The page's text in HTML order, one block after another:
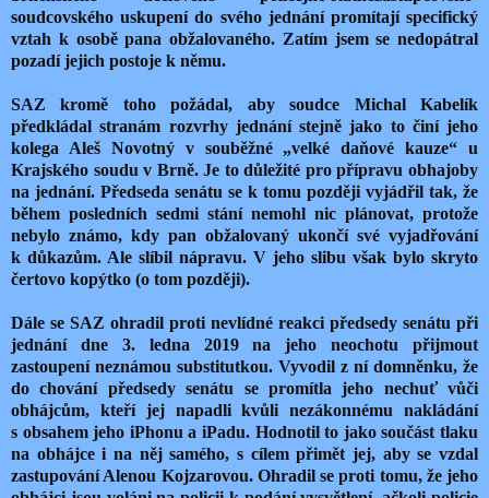
soudcovského uskupení do svého jednání promítají specifický
vztah k osobě pana obžalovaného. Zatím jsem se nedopátral
pozadí jejich postoje k němu.
SAZ kromě toho požádal, aby soudce Michal Kabelík
předkládal stranám rozvrhy jednání stejně jako to činí jeho
kolega Aleš Novotný v souběžné „velké daňové kauze“ u
Krajského soudu v Brně. Je to důležité pro přípravu obhajoby
na jednání. Předseda senátu se k tomu později vyjádřil tak, že
během posledních sedmi stání nemohl nic plánovat, protože
nebylo známo, kdy pan obžalovaný ukončí své vyjadřování
k důkazům. Ale slíbil nápravu. V jeho slibu však bylo skryto
čertovo kopýtko (o tom později).
Dále se SAZ ohradil proti nevlídné reakci předsedy senátu při
jednání dne 3. ledna 2019 na jeho neochotu přijmout
zastoupení neznámou substitutkou. Vyvodil z ní domněnku, že
do chování předsedy senátu se promítla jeho nechuť vůči
obhájcům, kteří jej napadli kvůli nezákonnému nakládání
s obsahem jeho iPhonu a iPadu. Hodnotil to jako součást tlaku
na obhájce i na něj samého, s cílem přimět jej, aby se vzdal
zastupování Alenou Kojzarovou. Ohradil se proti tomu, že jeho